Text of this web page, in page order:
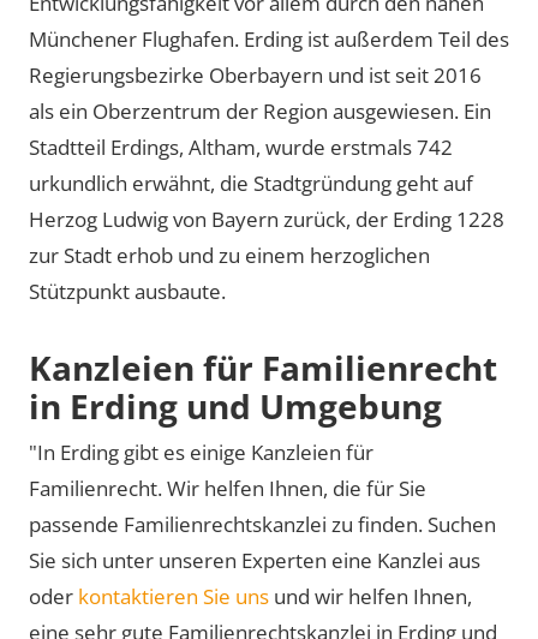
Münchener Flughafen. Erding ist außerdem Teil des
Regierungsbezirke Oberbayern und ist seit 2016
als ein Oberzentrum der Region ausgewiesen. Ein
Stadtteil Erdings, Altham, wurde erstmals 742
urkundlich erwähnt, die Stadtgründung geht auf
Herzog Ludwig von Bayern zurück, der Erding 1228
zur Stadt erhob und zu einem herzoglichen
Stützpunkt ausbaute.
Kanzleien für Familienrecht
in Erding und Umgebung
"In Erding gibt es einige Kanzleien für
Familienrecht. Wir helfen Ihnen, die für Sie
passende Familienrechtskanzlei zu finden. Suchen
Sie sich unter unseren Experten eine Kanzlei aus
oder kontaktieren Sie uns und wir helfen Ihnen,
eine sehr gute Familienrechtskanzlei in Erding und